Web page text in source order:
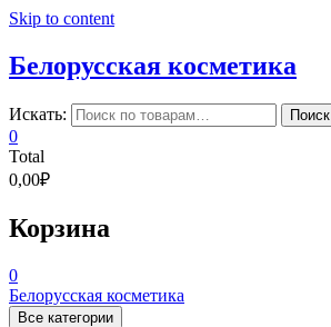
Skip to content
Белорусская косметика
Искать: Поиск
0
Total
0,00₽
Корзина
0
Белорусская косметика
Все категории